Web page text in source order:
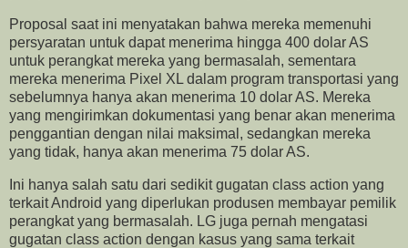
Proposal saat ini menyatakan bahwa mereka memenuhi
persyaratan untuk dapat menerima hingga 400 dolar AS
untuk perangkat mereka yang bermasalah, sementara
mereka menerima Pixel XL dalam program transportasi yang
sebelumnya hanya akan menerima 10 dolar AS. Mereka
yang mengirimkan dokumentasi yang benar akan menerima
penggantian dengan nilai maksimal, sedangkan mereka
yang tidak, hanya akan menerima 75 dolar AS.
Ini hanya salah satu dari sedikit gugatan class action yang
terkait Android yang diperlukan produsen membayar pemilik
perangkat yang bermasalah. LG juga pernah mengatasi
gugatan class action dengan kasus yang sama terkait